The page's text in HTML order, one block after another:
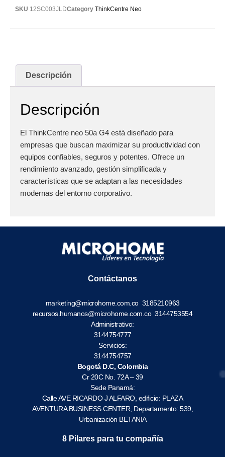
SKU 12SC003JLDCategory ThinkCentre Neo
Descripción
Descripción
El ThinkCentre neo 50a G4 está diseñado para
empresas que buscan maximizar su productividad con
equipos confiables, seguros y potentes. Ofrece un
rendimiento avanzado, gestión simplificada y
características que se adaptan a las necesidades
modernas del entorno corporativo.
Contáctanos
marketing@microhome.com.co 3185210963
recursos.humanos@microhome.com.co3144753554
Administrativo:
3144754777
Servicios:
3144754757
Bogotá D.C, Colombia
Cr 20C No. 72A – 39
Sede Panamá:
Calle AVE RICARDO J ALFARO, edificio: PLAZA
AVENTURA BUSINESS CENTER, Departamento: 539,
Urbanización BETANIA
8 Pilares para tu compañía